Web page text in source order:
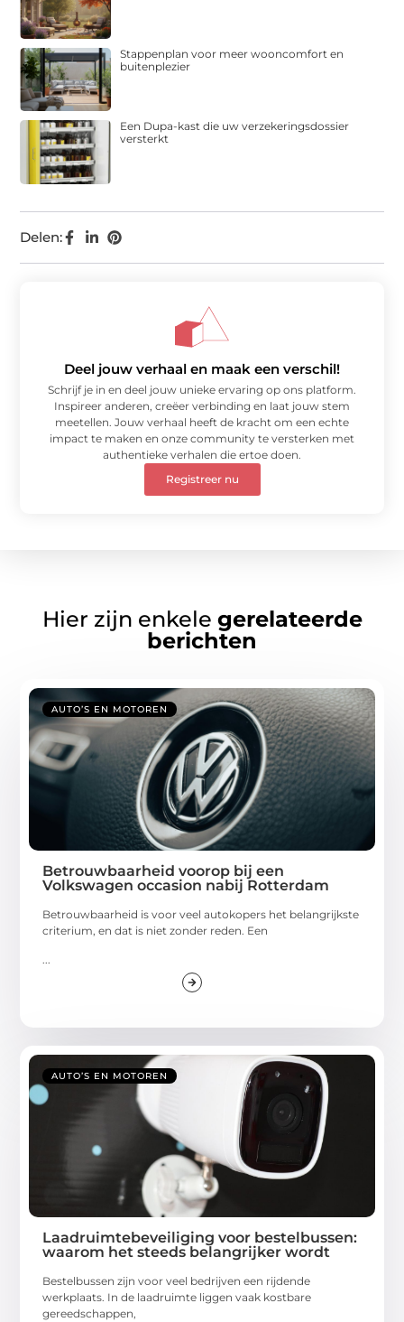
Delen:
Stappenplan voor meer wooncomfort en
buitenplezier
Een Dupa-kast die uw verzekeringsdossier
versterkt
Deel jouw verhaal en maak een verschil!
Schrijf je in en deel jouw unieke ervaring op ons platform.
Inspireer anderen, creëer verbinding en laat jouw stem
meetellen. Jouw verhaal heeft de kracht om een echte
impact te maken en onze community te versterken met
authentieke verhalen die ertoe doen.
Registreer nu
Hier zijn enkele gerelateerde
berichten
AUTO’S EN MOTOREN
Betrouwbaarheid voorop bij een
Volkswagen occasion nabij Rotterdam
Betrouwbaarheid is voor veel autokopers het belangrijkste
criterium, en dat is niet zonder reden. Een
...
AUTO’S EN MOTOREN
Laadruimtebeveiliging voor bestelbussen:
waarom het steeds belangrijker wordt
Bestelbussen zijn voor veel bedrijven een rijdende
werkplaats. In de laadruimte liggen vaak kostbare
gereedschappen,